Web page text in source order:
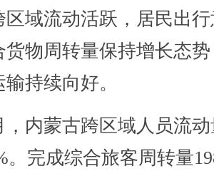
区域流动活跃，居民出
货物周转量保持增长态
持续向好。
蒙古跨区域人员流动
。完成综合旅客周转量